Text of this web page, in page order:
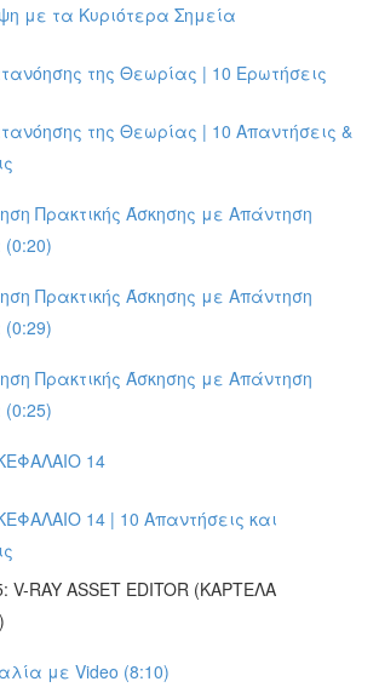
με τα Κυριότερα Σημεία
της Θεωρίας | 10 Ερωτήσεις
της Θεωρίας | 10 Απαντήσεις &
Πρακτικής Άσκησης με Απάντηση
Πρακτικής Άσκησης με Απάντηση
Πρακτικής Άσκησης με Απάντηση
14
14 | 10 Απαντήσεις και
V-RAY ASSET EDITOR (ΚΑΡΤΕΛΑ
με Video (8:10)